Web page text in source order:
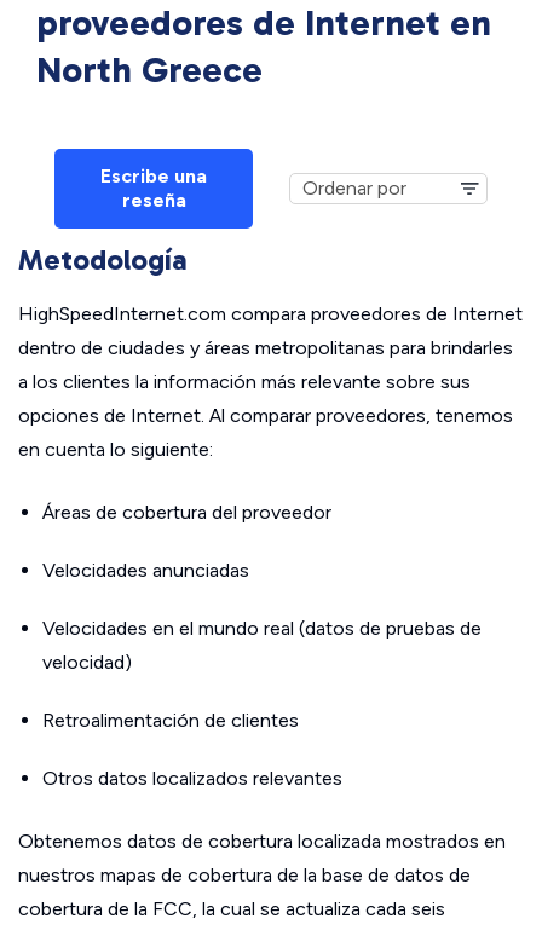
proveedores de Internet en
North Greece
Escribe una
reseña
Metodología
HighSpeedInternet.com compara proveedores de Internet
dentro de ciudades y áreas metropolitanas para brindarles
a los clientes la información más relevante sobre sus
opciones de Internet. Al comparar proveedores, tenemos
en cuenta lo siguiente:
Áreas de cobertura del proveedor
Velocidades anunciadas
Velocidades en el mundo real (datos de pruebas de
velocidad)
Retroalimentación de clientes
Otros datos localizados relevantes
Obtenemos datos de cobertura localizada mostrados en
nuestros mapas de cobertura de la base de datos de
cobertura de la FCC, la cual se actualiza cada seis